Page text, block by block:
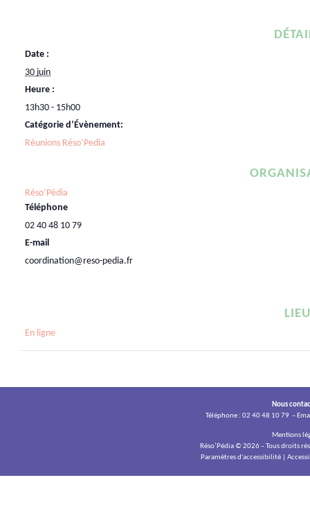
Date :
30 juin
Heure :
13h30 - 15h00
Catégorie d’Évènement:
Réunions Réso’Pedia
Réso’Pédia
Téléphone
02 40 48 10 79
E-mail
coordination@reso-pedia.fr
LIEU
En ligne
Nous
Téléphone : 02 40 48 10 79 –
Mentions
Réso’Pédia©2026 – Tous droits
Paramètres d'accessibilité|